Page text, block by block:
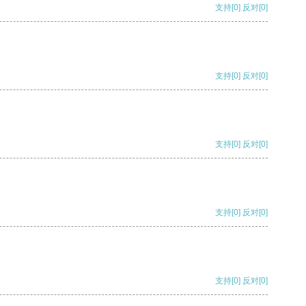
支持[0] 反对[0]
支持[0] 反对[0]
支持[0] 反对[0]
支持[0] 反对[0]
支持[0] 反对[0]